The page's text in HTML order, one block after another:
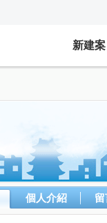
新建案
個人介紹